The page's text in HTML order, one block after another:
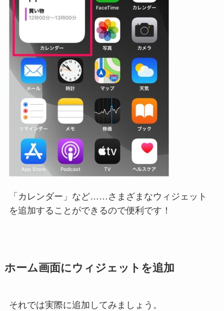
「カレンダー」など……さまざまなウィジェット
を追加することができるので便利です！
ホーム画面にウィジェットを追加
それでは実際に追加してみましょう。